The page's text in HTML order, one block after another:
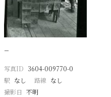
−
写真ID 3604-009770-0
駅 なし 路線 なし
撮影日 不明